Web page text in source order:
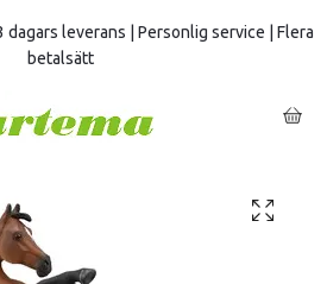
dagars leverans | Personlig service | Flera
betalsätt